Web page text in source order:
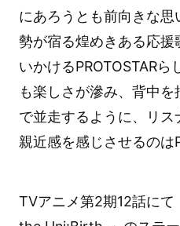
にあろうとも前向きな
勢が宿る煌めきある応
いかけるPROTOSTAR
も楽しさが滲み、背中
で並走するように、リ
親近感を感じさせるのは
TVアニメ第2期12話に